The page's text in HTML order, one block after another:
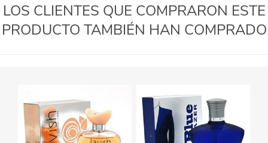
LOS CLIENTES QUE COMPRARON ESTE
PRODUCTO TAMBIÉN HAN COMPRADO